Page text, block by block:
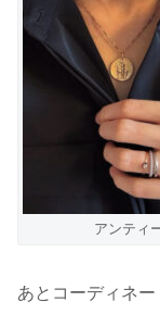
アンティ
あとコーディネー